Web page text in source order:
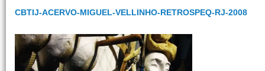
CBTIJ-ACERVO-MIGUEL-VELLINHO-RETROSPEQ-RJ-2008